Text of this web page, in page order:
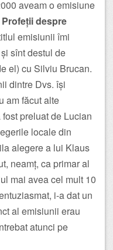
aveam o emisiune
Profeții despre
emisiunii îmi
sînt destul de
el) cu Silviu Brucan.
dintre Dvs. își
am făcut alte
preluat de Lucian
locale din
alegere a lui Klaus
neamț, ca primar al
mai avea cel mult 10
i-a dat un
al emisiunii erau
atunci pe